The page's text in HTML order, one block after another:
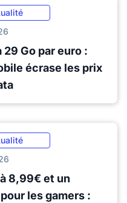
Go par euro :
écrase les prix
8,99€ et un
les gamers :